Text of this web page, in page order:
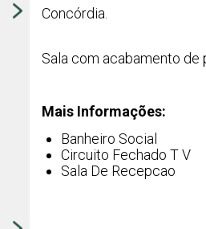
Concórdia.
Sala com acabamento de
Mais Informações:
Banheiro Social
Circuito Fechado T V
Sala De Recepcao